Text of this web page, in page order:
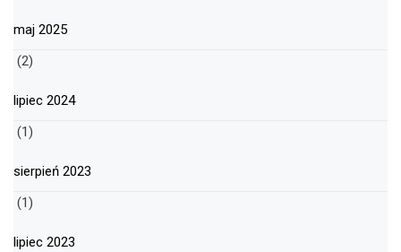
maj 2025
(2)
lipiec 2024
(1)
sierpień 2023
(1)
lipiec 2023